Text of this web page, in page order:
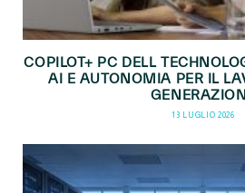
COPILOT+ PC DELL
AI E AUTONOMIA PER IL
13 LUGLIO 2026